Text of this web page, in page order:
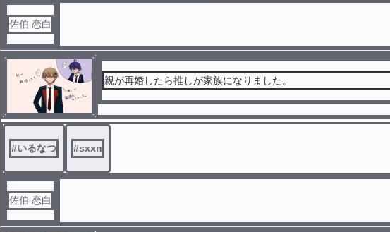
佐伯 恋白
親が再婚したら推しが家族になりました。
#いるなつ #sxxn
佐伯 恋白